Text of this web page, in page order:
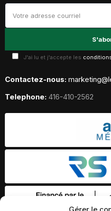
J'ai lu et j'accepte les
Contactez-nous:
Telephone: 416-410-2562